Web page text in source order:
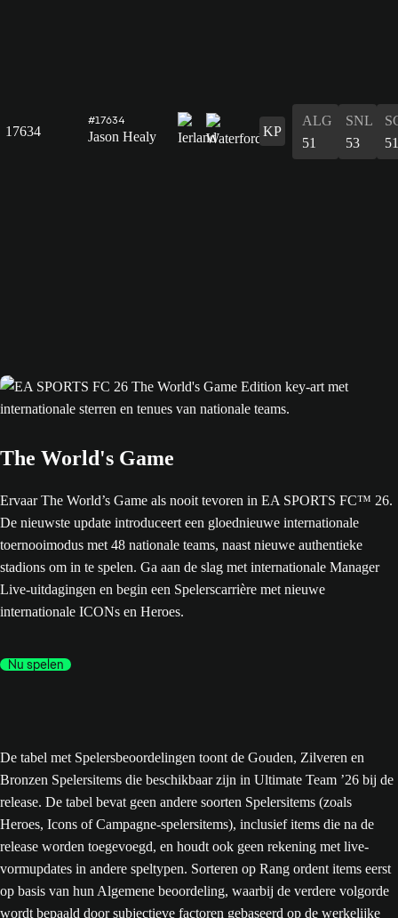
17634
#17634
Jason Healy KP
ALG
51
SNL
53
51
The World's Game
Ervaar The World’s Game als nooit tevoren in EA SPORTS FC™ 26.
De nieuwste update introduceert een gloednieuwe internationale
toernooimodus met 48 nationale teams, naast nieuwe authentieke
stadions om in te spelen. Ga aan de slag met internationale Manager
Live-uitdagingen en begin een Spelerscarrière met nieuwe
internationale ICONs en Heroes.
Nu spelen
De tabel met Spelersbeoordelingen toont de Gouden, Zilveren en
Bronzen Spelersitems die beschikbaar zijn in Ultimate Team ’26 bij de
release. De tabel bevat geen andere soorten Spelersitems (zoals
Heroes, Icons of Campagne-spelersitems), inclusief items die na de
release worden toegevoegd, en houdt ook geen rekening met live-
vormupdates in andere speltypen. Sorteren op Rang ordent items eerst
op basis van hun Algemene beoordeling, waarbij de verdere volgorde
wordt bepaald door subjectieve factoren gebaseerd op de werkelijke